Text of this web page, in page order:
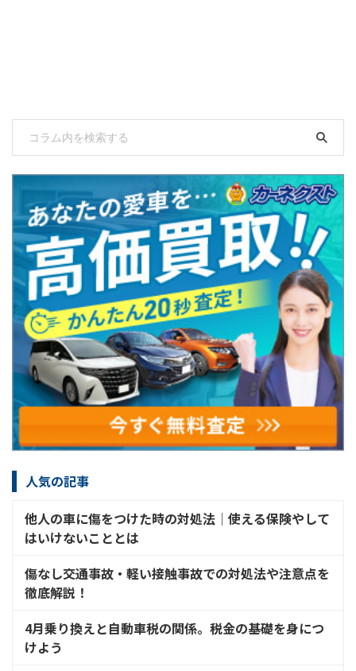
人気の記事
他人の車に傷をつけた時の対処法│使える保険やして
はいけないこととは
傷なし交通事故・軽い接触事故での対処法や注意点を
徹底解説！
4月乗り換えと自動車税の関係。税金の基礎を身につ
けよう